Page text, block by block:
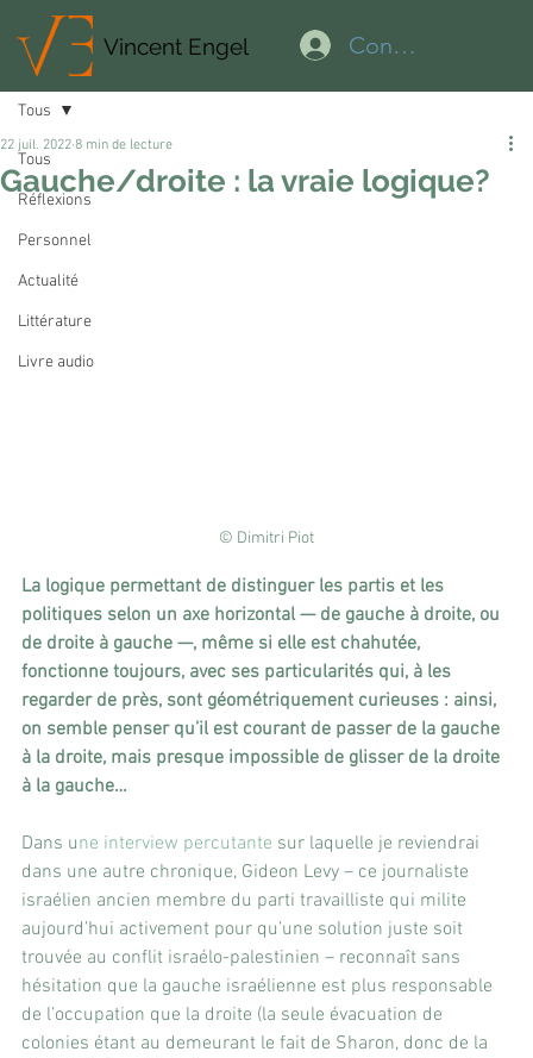
Connexion
Vincent Engel
Tous
Réflexions
Personnel
Actualité
Littérature
Livre audio
Tous
Gauche/droite : la vraie logique?
22 juil. 2022 8 min de lecture
© Dimitri Piot
La logique permettant de distinguer les partis et les
politiques selon un axe horizontal — de gauche à droite, ou
de droite à gauche —, même si elle est chahutée,
fonctionne toujours, avec ses particularités qui, à les
regarder de près, sont géométriquement curieuses : ainsi,
on semble penser qu’il est courant de passer de la gauche
à la droite, mais presque impossible de glisser de la droite
à la gauche…
Dans une interview percutante sur laquelle je reviendrai
dans une autre chronique, Gideon Levy – ce journaliste
israélien ancien membre du parti travailliste qui milite
aujourd’hui activement pour qu’une solution juste soit
trouvée au conflit israélo-palestinien – reconnaît sans
hésitation que la gauche israélienne est plus responsable
de l’occupation que la droite (la seule évacuation de
colonies étant au demeurant le fait de Sharon, donc de la